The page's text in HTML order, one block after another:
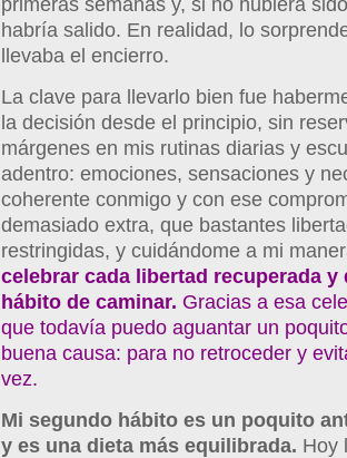
primeras semanas y, si no hubiera
habría salido. En realidad, lo
llevaba el encierro.
La clave para llevarlo bien fue
la decisión desde el principio, sin
márgenes en mis rutinas diarias y
adentro: emociones, sensaciones y
coherente conmigo y con ese
demasiado extra, que bastantes
restringidas, y cuidándome a mi
celebrar cada libertad recuperada y
hábito de caminar. Gracias a esa
que todavía puedo aguantar un
buena causa: para no retroceder y
vez.
Mi segundo hábito es un poquito
y es una dieta más equilibrada. Hoy